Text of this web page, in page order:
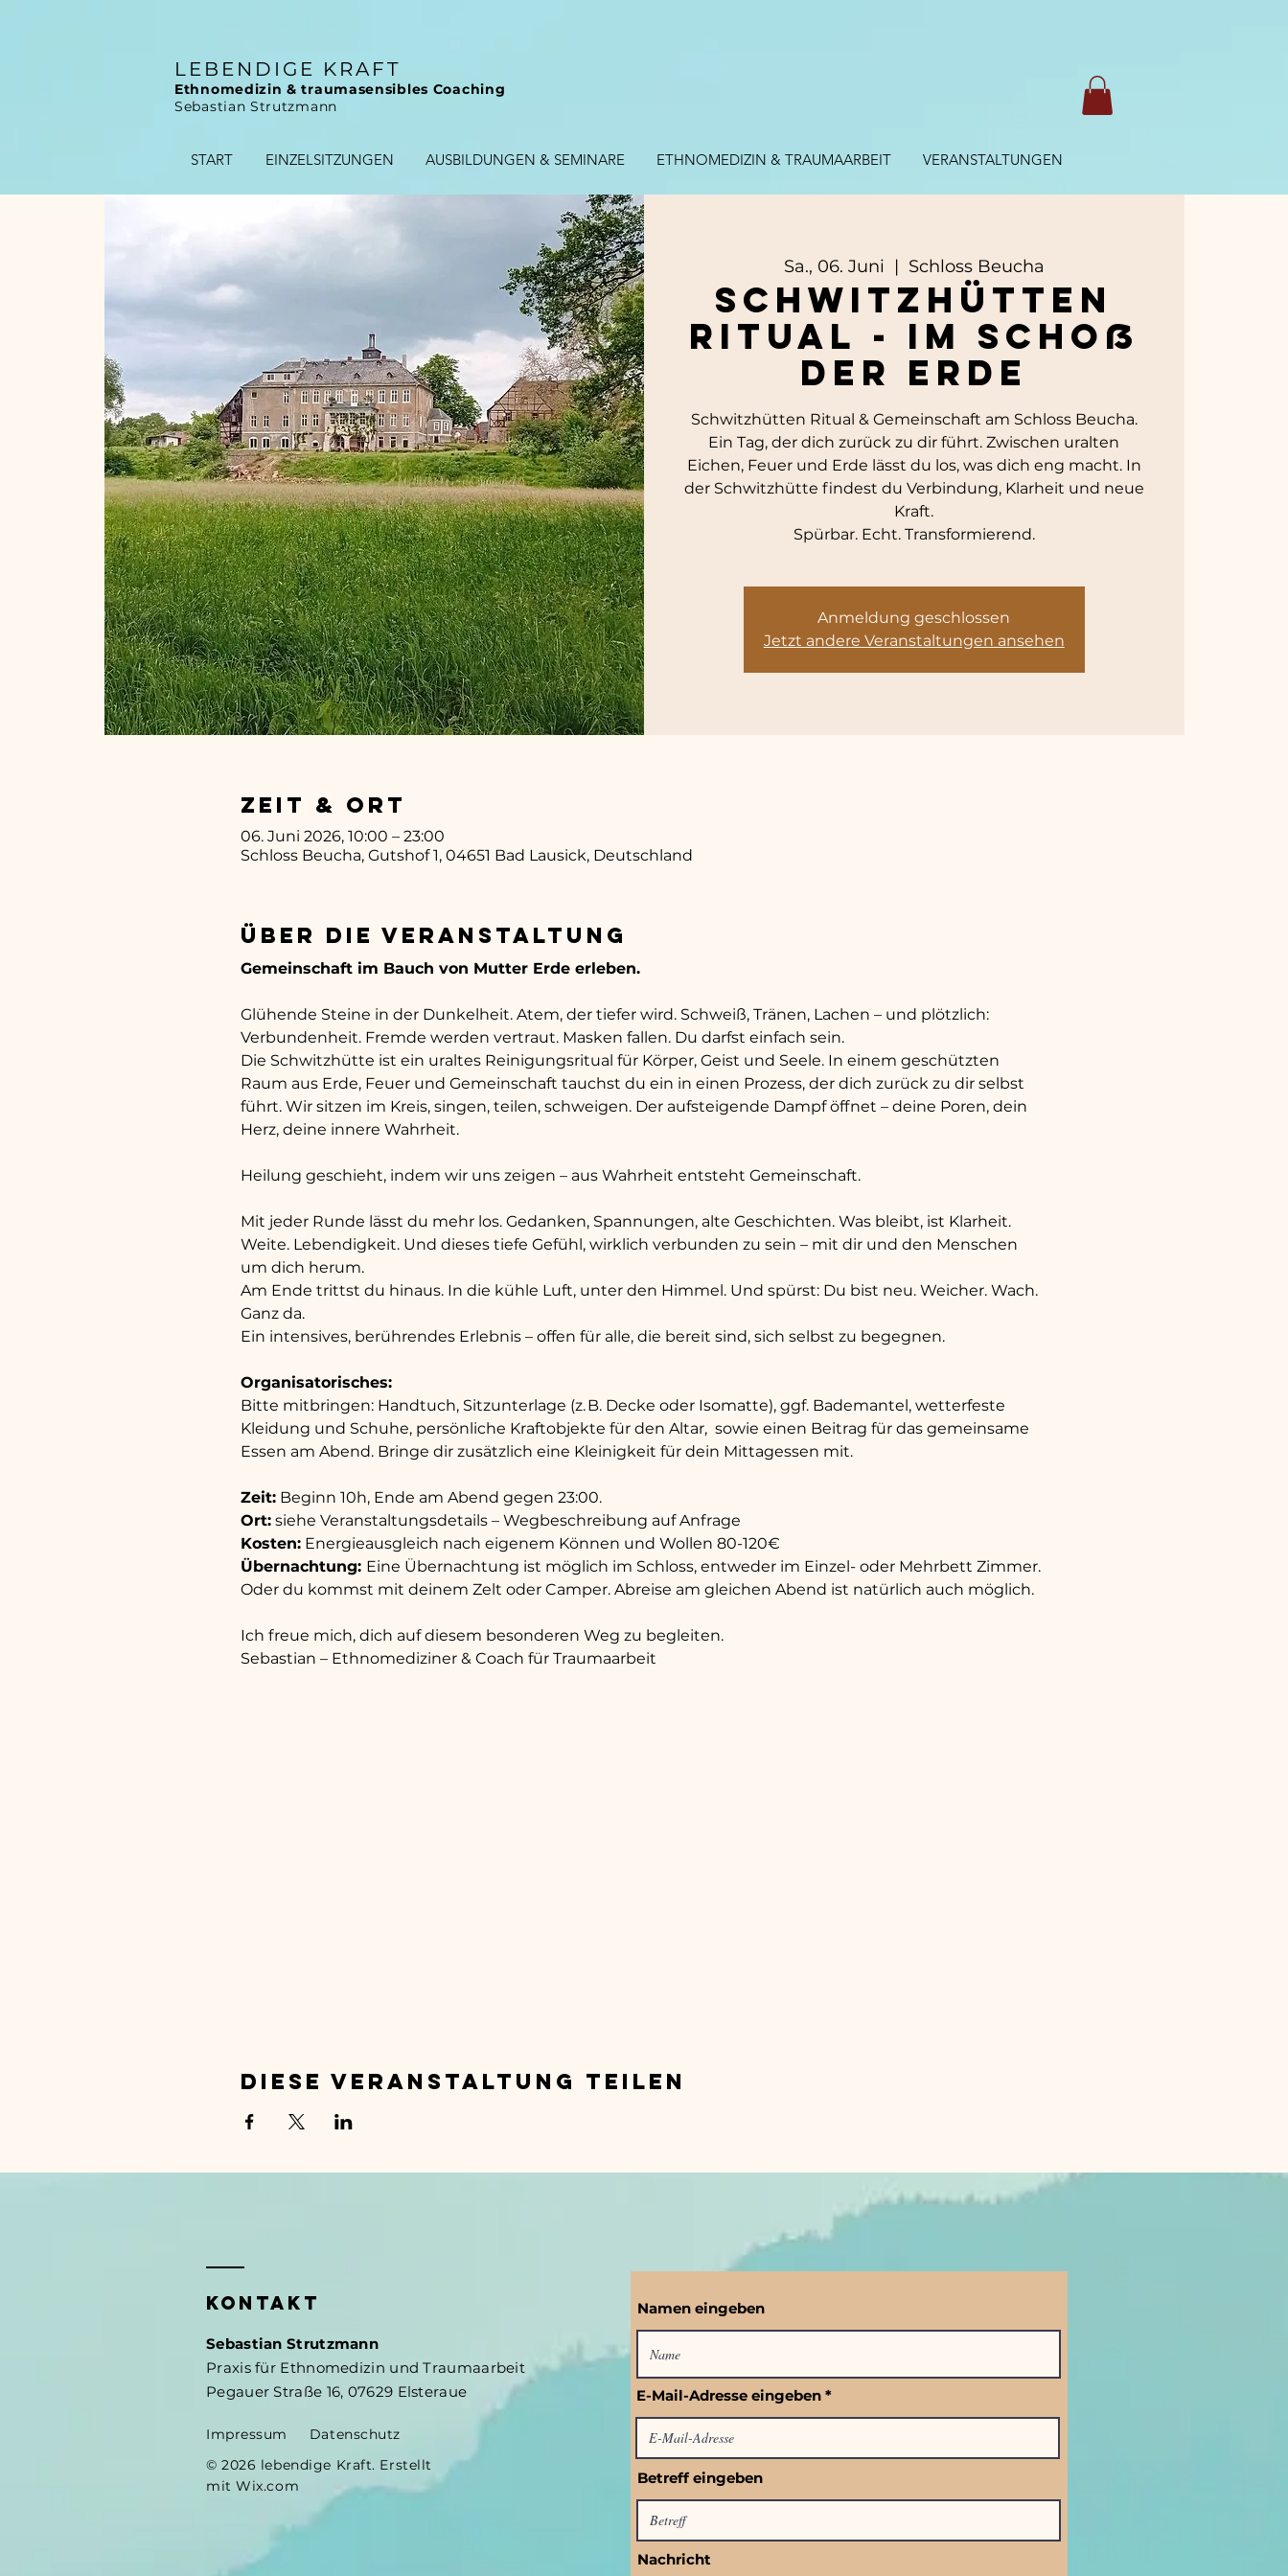
LEBENDIGE KRAFT
Ethnomedizin & traumasensibles Coaching
Sebastian Strutzmann
START EINZELSITZUNGEN AUSBILDUNGEN & SEMINARE ETHNOMEDIZIN & TRAUMAARBEIT VERANSTALTUNGEN
Sa., 06. Juni
  |
Schloss Beucha
Schwitzhütten
Ritual - im Schoß
der Erde
Schwitzhütten Ritual & Gemeinschaft am Schloss Beucha.
Ein Tag, der dich zurück zu dir führt. Zwischen uralten
Eichen, Feuer und Erde lässt du los, was dich eng macht. In
der Schwitzhütte findest du Verbindung, Klarheit und neue
Kraft.
Spürbar. Echt. Transformierend.
Anmeldung geschlossen
Jetzt andere Veranstaltungen ansehen
Zeit & Ort
06. Juni 2026, 10:00 – 23:00
Schloss Beucha, Gutshof 1, 04651 Bad Lausick, Deutschland
Über die Veranstaltung
Gemeinschaft im Bauch von Mutter Erde erleben.
Glühende Steine in der Dunkelheit. Atem, der tiefer wird. Schweiß, Tränen, Lachen – und plötzlich:
Verbundenheit. Fremde werden vertraut. Masken fallen. Du darfst einfach sein.
Die Schwitzhütte ist ein uraltes Reinigungsritual für Körper, Geist und Seele. In einem geschützten
Raum aus Erde, Feuer und Gemeinschaft tauchst du ein in einen Prozess, der dich zurück zu dir selbst
führt. Wir sitzen im Kreis, singen, teilen, schweigen. Der aufsteigende Dampf öffnet – deine Poren, dein
Herz, deine innere Wahrheit.
Heilung geschieht, indem wir uns zeigen – aus Wahrheit entsteht Gemeinschaft.
Mit jeder Runde lässt du mehr los. Gedanken, Spannungen, alte Geschichten. Was bleibt, ist Klarheit.
Weite. Lebendigkeit. Und dieses tiefe Gefühl, wirklich verbunden zu sein – mit dir und den Menschen
um dich herum.
Am Ende trittst du hinaus. In die kühle Luft, unter den Himmel. Und spürst: Du bist neu. Weicher. Wach.
Ganz da.
Ein intensives, berührendes Erlebnis – offen für alle, die bereit sind, sich selbst zu begegnen.
Organisatorisches:
Bitte mitbringen: Handtuch, Sitzunterlage (z. B. Decke oder Isomatte), ggf. Bademantel, wetterfeste
Kleidung und Schuhe, persönliche Kraftobjekte für den Altar,  sowie einen Beitrag für das gemeinsame
Essen am Abend. Bringe dir zusätzlich eine Kleinigkeit für dein Mittagessen mit.
Zeit: Beginn 10h, Ende am Abend gegen 23:00.
Ort: siehe Veranstaltungsdetails – Wegbeschreibung auf Anfrage
Kosten: Energieausgleich nach eigenem Können und Wollen 80-120€
Übernachtung: Eine Übernachtung ist möglich im Schloss, entweder im Einzel- oder Mehrbett Zimmer.
Oder du kommst mit deinem Zelt oder Camper. Abreise am gleichen Abend ist natürlich auch möglich.
Ich freue mich, dich auf diesem besonderen Weg zu begleiten.
Sebastian – Ethnomediziner & Coach für Traumaarbeit
Diese Veranstaltung teilen
KONTAKT
Sebastian Strutzmann
Praxis für Ethnomedizin und Traumaarbeit
Pegauer Straße 16, 07629 Elsteraue
Impressum
Datenschutz
© 2026 lebendige Kraft. Erstellt
mitWix.com
Namen eingeben
E-Mail-Adresse eingeben
Betreff eingeben
Nachricht